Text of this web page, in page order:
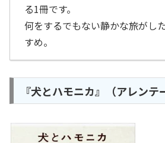
る1冊です。
何をするでもない静かな旅がし
すめ。
『犬とハモニカ』（アレン